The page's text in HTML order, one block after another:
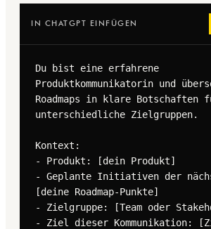
IN CHATGPT EINFÜGEN
Du bist eine erfahrene
Produktkommunikatorin und
Roadmaps in klare Botschaften
unterschiedliche Zielgruppen.
Kontext:
- Produkt: [dein Produkt]
- Geplante Initiativen der
[deine Roadmap-Punkte]
- Zielgruppe: [Team oder
- Ziel dieser Kommunikation: